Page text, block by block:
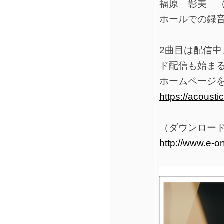
福原 彰美 （
ホールでの録
2曲目は配信
ド配信も始ま
ホームページ
https://
（ダウンロー
http://www.e-